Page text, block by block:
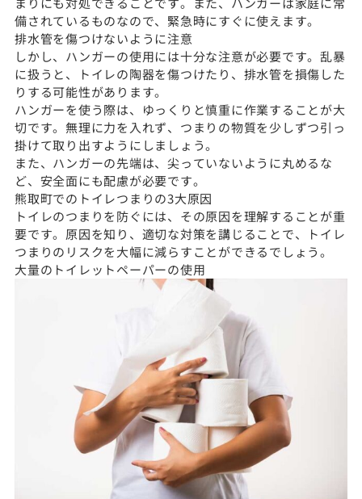
備されているものなので、緊急時にすぐに使えます。
排水管を傷つけないように注意
しかし、ハンガーの使用には十分な注意が必要です。乱暴
に扱うと、トイレの陶器を傷つけたり、排水管を損傷した
りする可能性があります。
ハンガーを使う際は、ゆっくりと慎重に作業することが大
切です。無理に力を入れず、つまりの物質を少しずつ引っ
掛けて取り出すようにしましょう。
また、ハンガーの先端は、尖っていないように丸めるな
ど、安全面にも配慮が必要です。
熊取町でのトイレつまりの3大原因
トイレのつまりを防ぐには、その原因を理解することが重
要です。原因を知り、適切な対策を講じることで、トイレ
つまりのリスクを大幅に減らすことができるでしょう。
大量のトイレットペーパーの使用